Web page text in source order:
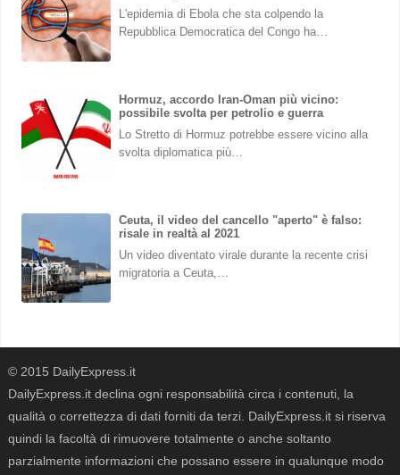
L'epidemia di Ebola che sta colpendo la
Repubblica Democratica del Congo ha…
Hormuz, accordo Iran-Oman più vicino:
possibile svolta per petrolio e guerra
Lo Stretto di Hormuz potrebbe essere vicino alla
svolta diplomatica più…
Ceuta, il video del cancello "aperto" è falso:
risale in realtà al 2021
Un video diventato virale durante la recente crisi
migratoria a Ceuta,…
© 2015 DailyExpress.it
DailyExpress.it declina ogni responsabilità circa i contenuti, la
qualità o correttezza di dati forniti da terzi. DailyExpress.it si riserva
quindi la facoltà di rimuovere totalmente o anche soltanto
parzialmente informazioni che possano essere in qualunque modo